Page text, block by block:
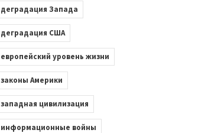
деградация Запада
деградация США
европейский уровень жизни
законы Америки
западная цивилизация
информационные войны